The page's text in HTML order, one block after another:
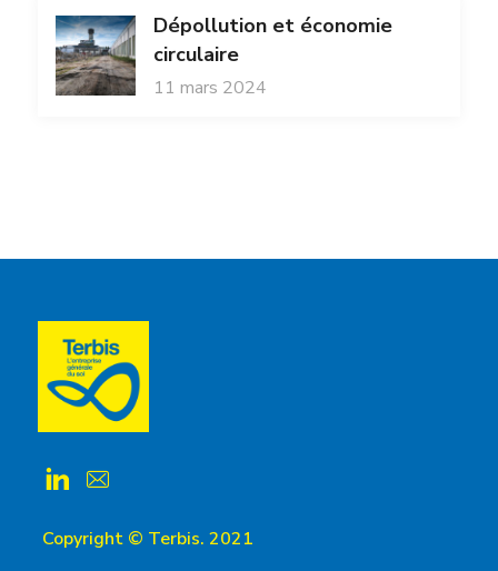
Dépollution et économie
circulaire
11 mars 2024
Copyright © Terbis. 2021